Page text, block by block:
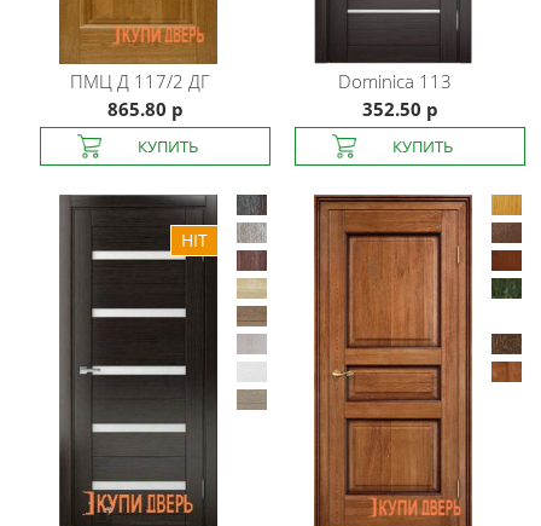
ПМЦД 117/2 ДГ
865.80 р
Dominica 113
352.50 р